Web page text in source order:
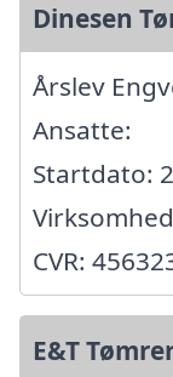
Dinesen
Årslev
Ansatte:
Startdato:
CVR:
E&T